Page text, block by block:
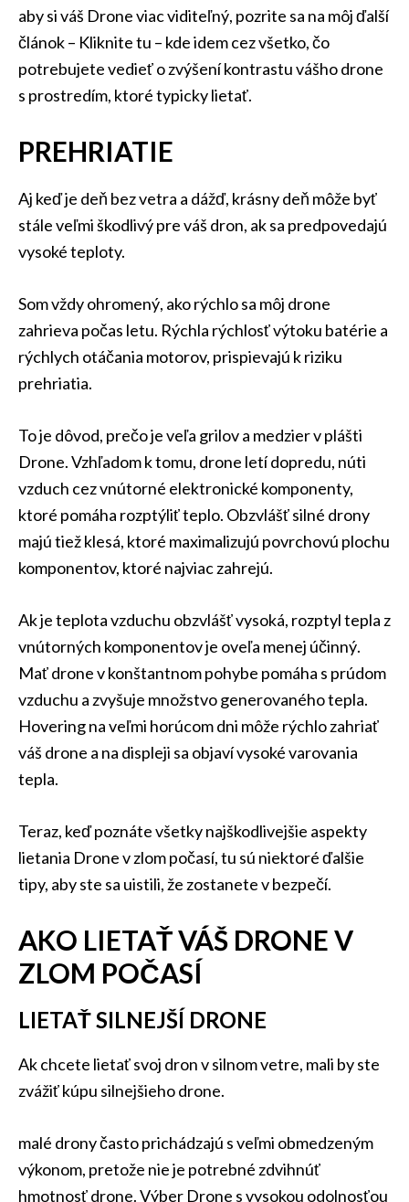
aby si váš Drone viac viditeľný, pozrite sa na môj ďalší
článok – Kliknite tu – kde idem cez všetko, čo
potrebujete vedieť o zvýšení kontrastu vášho drone
s prostredím, ktoré typicky lietať.
PREHRIATIE
Aj keď je deň bez vetra a dážď, krásny deň môže byť
stále veľmi škodlivý pre váš dron, ak sa predpovedajú
vysoké teploty.
Som vždy ohromený, ako rýchlo sa môj drone
zahrieva počas letu. Rýchla rýchlosť výtoku batérie a
rýchlych otáčania motorov, prispievajú k riziku
prehriatia.
To je dôvod, prečo je veľa grilov a medzier v plášti
Drone. Vzhľadom k tomu, drone letí dopredu, núti
vzduch cez vnútorné elektronické komponenty,
ktoré pomáha rozptýliť teplo. Obzvlášť silné drony
majú tiež klesá, ktoré maximalizujú povrchovú plochu
komponentov, ktoré najviac zahrejú.
Ak je teplota vzduchu obzvlášť vysoká, rozptyl tepla z
vnútorných komponentov je oveľa menej účinný.
Mať drone v konštantnom pohybe pomáha s prúdom
vzduchu a zvyšuje množstvo generovaného tepla.
Hovering na veľmi horúcom dni môže rýchlo zahriať
váš drone a na displeji sa objaví vysoké varovania
tepla.
Teraz, keď poznáte všetky najškodlivejšie aspekty
lietania Drone v zlom počasí, tu sú niektoré ďalšie
tipy, aby ste sa uistili, že zostanete v bezpečí.
AKO LIETAŤ VÁŠ DRONE V
ZLOM POČASÍ
LIETAŤ SILNEJŠÍ DRONE
Ak chcete lietať svoj dron v silnom vetre, mali by ste
zvážiť kúpu silnejšieho drone.
malé drony často prichádzajú s veľmi obmedzeným
výkonom, pretože nie je potrebné zdvihnúť
hmotnosť drone. Výber Drone s vysokou odolnosťou